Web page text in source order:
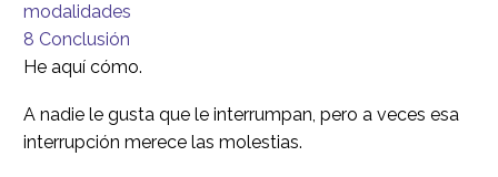
modalidades
8 Conclusión
He aquí cómo.
A nadie le gusta que le interrumpan, pero a veces esa
interrupción merece las molestias.